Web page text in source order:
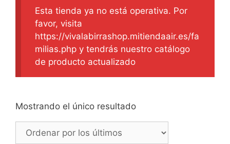
Esta tienda ya no está operativa. Por
favor, visita
https://vivalabirrashop.mitiendaair.es/fa
milias.php y tendrás nuestro catálogo
de producto actualizado
Mostrando el único resultado